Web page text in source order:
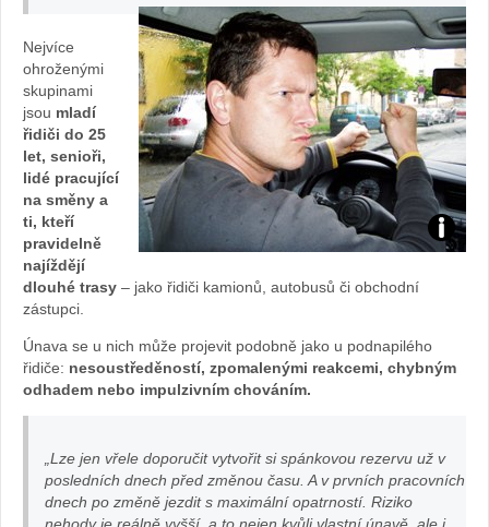
cz
na
už
Nejvíce
ohroženými
skupinami
jsou mladí
řidiči do 25
let, senioři,
lidé pracující
na směny a
ti, kteří
pravidelně
najíždějí
dlouhé trasy – jako řidiči kamionů, autobusů či obchodní
zástupci.
Únava se u nich může projevit podobně jako u podnapilého
řidiče: nesoustředěností, zpomalenými reakcemi, chybným
odhadem nebo impulzivním chováním.
„Lze jen vřele doporučit vytvořit si spánkovou rezervu už v
posledních dnech před změnou času. A v prvních pracovních
dnech po změně jezdit s maximální opatrností. Riziko